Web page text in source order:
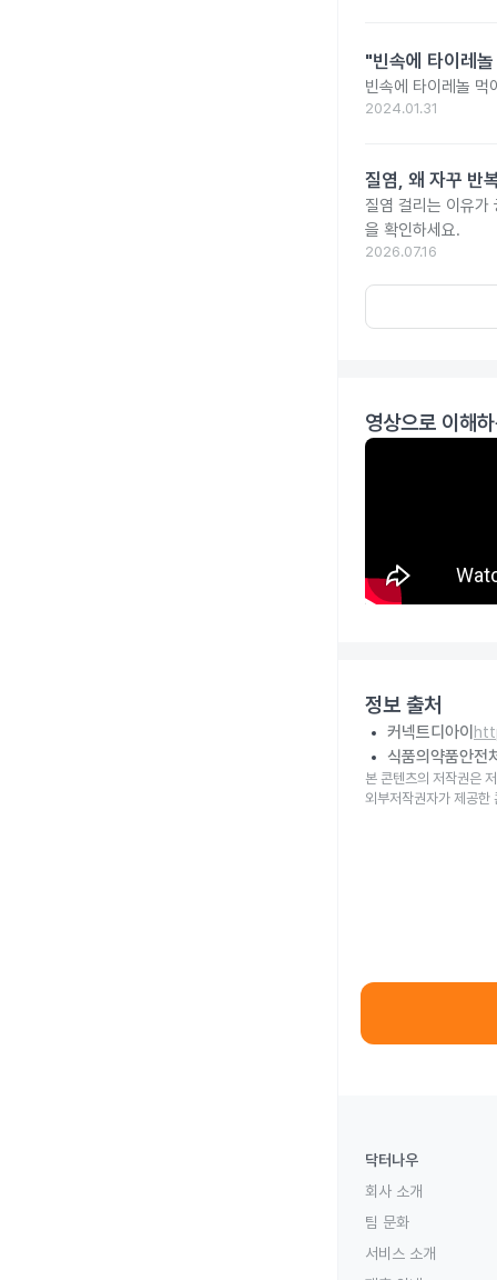
"빈속에 타이레
빈속에 타이레놀 먹
2024.01.31
질염, 왜 자꾸 반
질염 걸리는 이유가
을 확인하세요.
2026.07.16
영상으로 이해
정보 출처
커넥트디아이
식품의약품안전
본 콘텐츠의 저작권은
외부저작권자가 제공한
닥터나우
회사 소개
팀 문화
서비스 소개